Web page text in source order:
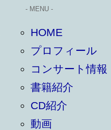
- MENU -
HOME
プロフィール
コンサート情報
書籍紹介
CD紹介
動画